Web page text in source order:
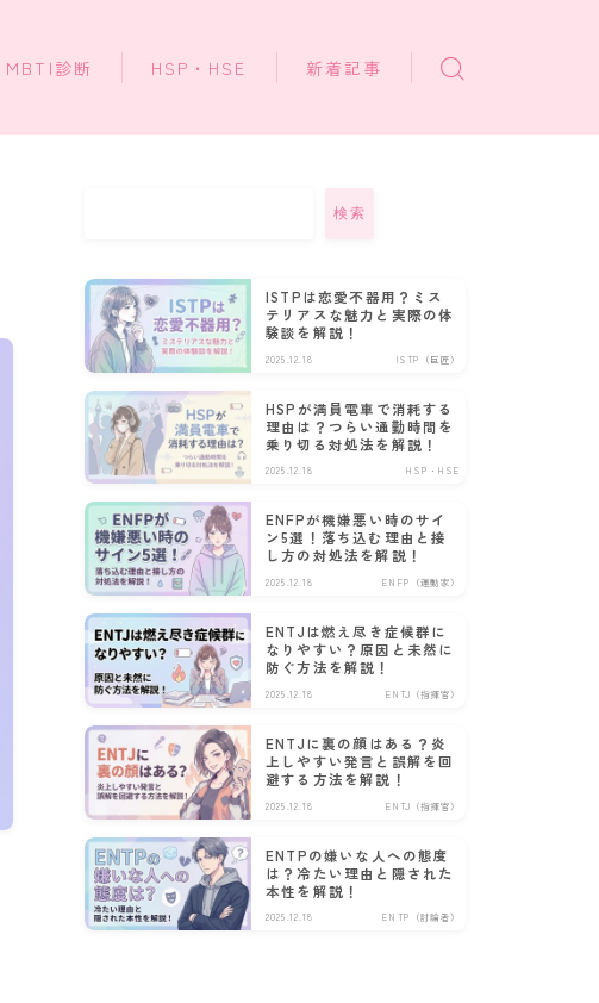
MBTI診断 HSP・HSE 新着記事
検索
ISTPは恋愛不器用？ミス
テリアスな魅力と実際の体
験談を解説！
2025.12.18 ISTP（巨匠）
HSPが満員電車で消耗する
理由は？つらい通勤時間を
乗り切る対処法を解説！
2025.12.18 HSP・HSE
ENFPが機嫌悪い時のサイ
ン5選！落ち込む理由と接
し方の対処法を解説！
2025.12.18 ENFP（運動家）
ENTJは燃え尽き症候群に
なりやすい？原因と未然に
防ぐ方法を解説！
2025.12.18 ENTJ（指揮官）
ENTJに裏の顔はある？炎
上しやすい発言と誤解を回
避する方法を解説！
2025.12.18 ENTJ（指揮官）
ENTPの嫌いな人への態度
は？冷たい理由と隠された
本性を解説！
2025.12.18 ENTP（討論者）